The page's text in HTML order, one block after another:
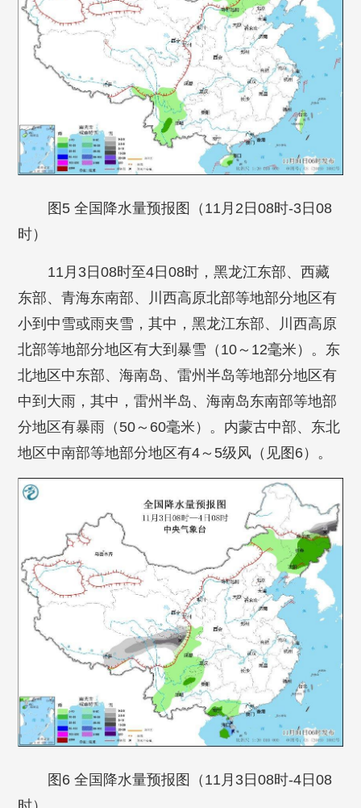
图5 全国降水量预报图（11月2日08时-3日08
时）
11月3日08时至4日08时，黑龙江东部、西藏
东部、青海东南部、川西高原北部等地部分地区有
小到中雪或雨夹雪，其中，黑龙江东部、川西高原
北部等地部分地区有大到暴雪（10～12毫米）。东
北地区中东部、海南岛、雷州半岛等地部分地区有
中到大雨，其中，雷州半岛、海南岛东南部等地部
分地区有暴雨（50～60毫米）。内蒙古中部、东北
地区中南部等地部分地区有4～5级风（见图6）。
图6 全国降水量预报图（11月3日08时-4日08